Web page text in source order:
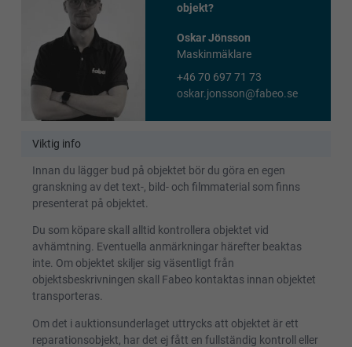
objekt?
Oskar Jönsson
Maskinmäklare
+46 70 697 71 73
oskar.jonsson@fabeo.se
Viktig info
Innan du lägger bud på objektet bör du göra en egen
granskning av det text-, bild- och filmmaterial som finns
presenterat på objektet.
Du som köpare skall alltid kontrollera objektet vid
avhämtning. Eventuella anmärkningar härefter beaktas
inte. Om objektet skiljer sig väsentligt från
objektsbeskrivningen skall Fabeo kontaktas innan objektet
transporteras.
Om det i auktionsunderlaget uttrycks att objektet är ett
reparationsobjekt, har det ej fått en fullständig kontroll eller